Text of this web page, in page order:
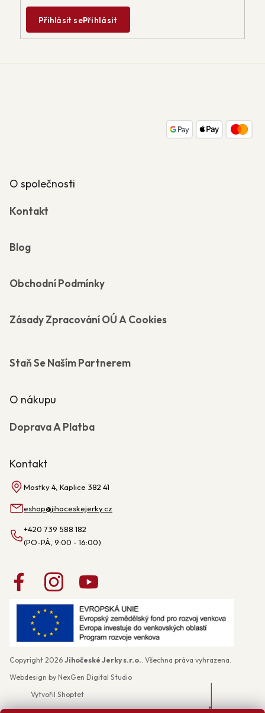
Přihlásit sePřihlásit
O společnosti
Kontakt
Blog
Obchodní Podmínky
Zásady Zpracování OÚ A Cookies
Staň Se Naším Partnerem
O nákupu
Doprava A Platba
Kontakt
Mostky 4, Kaplice 382 41
eshop@jihoceskejerky.cz
+420 739 588 182
Webdesign by NexGen Digital Studio
Vytvořil Shoptet
Copyright 2026 Jihočeské Jerky s.r.o. . Všechna práva vyhrazena.